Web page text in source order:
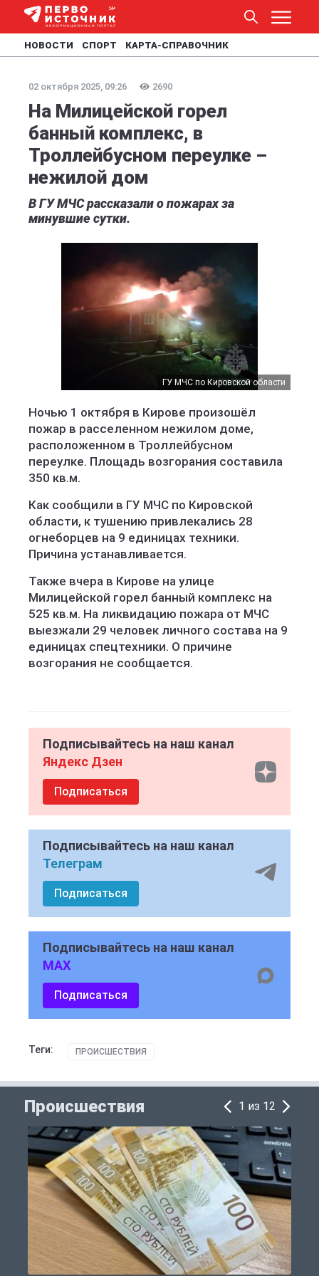
НОВОСТИ СПОРТ КАРТА-СПРАВОЧНИК
02 октября 2025, 09:26 2690
На Милицейской горел
банный комплекс, в
Троллейбусном переулке –
нежилой дом
В ГУ МЧС рассказали о пожарах за
минувшие сутки.
ГУ МЧС по Кировской области
Ночью 1 октября в Кирове произошёл
пожар в расселенном нежилом доме,
расположенном в Троллейбусном
переулке. Площадь возгорания составила
350 кв.м.
Как сообщили в ГУ МЧС по Кировской
области, к тушению привлекались 28
огнеборцев на 9 единицах техники.
Причина устанавливается.
Также вчера в Кирове на улице
Милицейской горел банный комплекс на
525 кв.м. На ликвидацию пожара от МЧС
выезжали 29 человек личного состава на 9
единицах спецтехники. О причине
возгорания не сообщается.
Подписывайтесь на наш канал
Яндекс Дзен
Подписаться
Подписывайтесь на наш канал
Телеграм
Подписаться
Подписывайтесь на наш канал
MAX
Подписаться
Теги: ПРОИСШЕСТВИЯ
Происшествия 1 из 12